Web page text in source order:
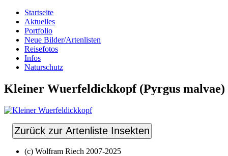
Startseite
Aktuelles
Portfolio
Neue Bilder/Artenlisten
Reisefotos
Infos
Naturschutz
Kleiner Wuerfeldickkopf (Pyrgus malvae)
Zurück zur Artenliste Insekten
(c) Wolfram Riech 2007-2025